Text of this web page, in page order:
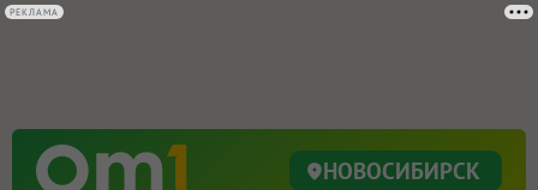
НОВОСИБИРСК
РЕКЛАМА